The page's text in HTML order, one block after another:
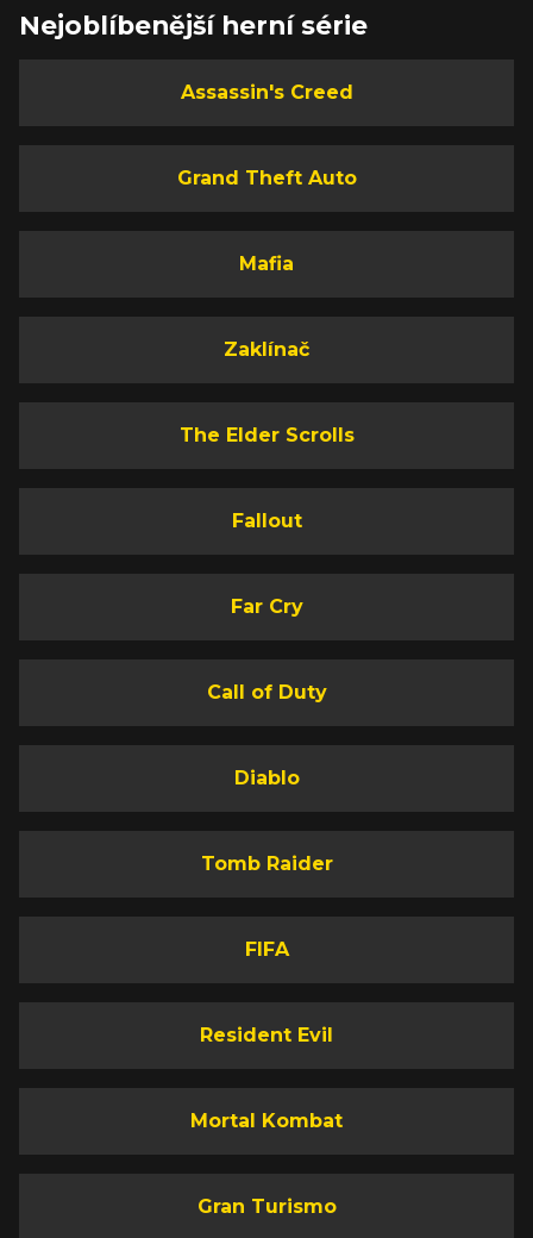
Nejoblíbenější herní série
Assassin's Creed
Grand Theft Auto
Mafia
Zaklínač
The Elder Scrolls
Fallout
Far Cry
Call of Duty
Diablo
Tomb Raider
FIFA
Resident Evil
Mortal Kombat
Gran Turismo